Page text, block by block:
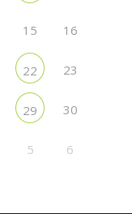
15 16
22 23
29 30
5 6